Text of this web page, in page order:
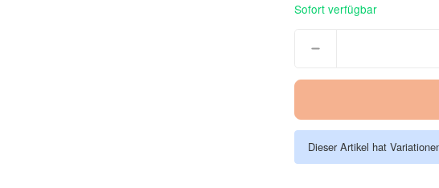
Sofort verfügbar
Dieser Artikel hat